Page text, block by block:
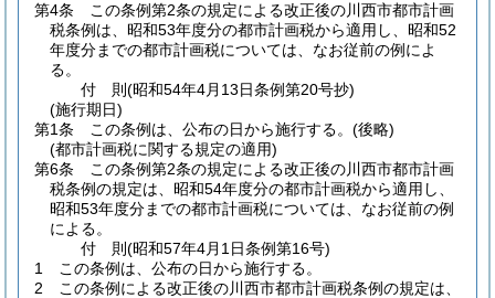
第4条
この条例第2条の規定による改正後の川西市都市計画
税条例は、昭和53年度分の都市計画税から適用し、昭和52
年度分までの都市計画税については、なお従前の例によ
る。
付 則(昭和54年4月13日条例第20号抄)
(施行期日)
第1条
この条例は、公布の日から施行する。 (後略)
(都市計画税に関する規定の適用)
第6条
この条例第2条の規定による改正後の川西市都市計画
税条例の規定は、昭和54年度分の都市計画税から適用し、
昭和53年度分までの都市計画税については、なお従前の例
による。
付 則(昭和57年4月1日条例第16号)
1
この条例は、公布の日から施行する。
2
この条例による改正後の川西市都市計画税条例の規定は、